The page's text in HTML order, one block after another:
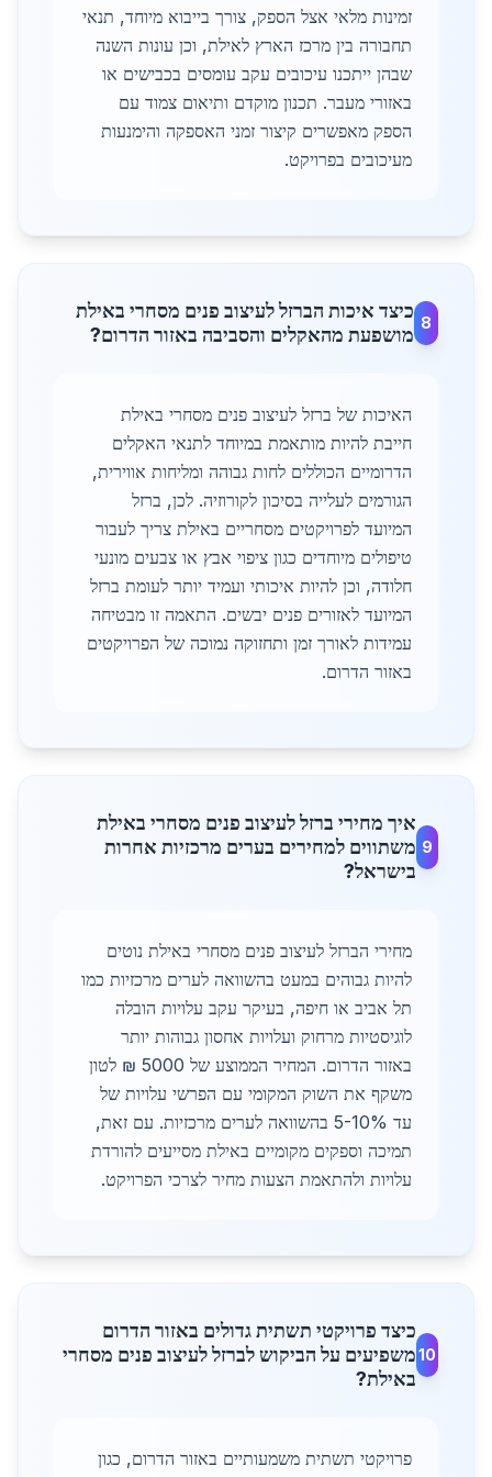
זמינות מלאי אצל הספק, צורך בייבוא מיוחד, תנאי
תחבורה בין מרכז הארץ לאילת, וכן עונות השנה
שבהן ייתכנו עיכובים עקב עומסים בכבישים או
באזורי מעבר. תכנון מוקדם ותיאום צמוד עם
הספק מאפשרים קיצור זמני האספקה והימנעות
מעיכובים בפרויקט.
8
כיצד איכות הברזל לעיצוב פנים מסחרי באילת
מושפעת מהאקלים והסביבה באזור הדרום?
האיכות של ברזל לעיצוב פנים מסחרי באילת
חייבת להיות מותאמת במיוחד לתנאי האקלים
הדרומיים הכוללים לחות גבוהה ומליחות אווירית,
הגורמים לעלייה בסיכון לקורוזיה. לכן, ברזל
המיועד לפרויקטים מסחריים באילת צריך לעבור
טיפולים מיוחדים כגון ציפוי אבץ או צבעים מונעי
חלודה, וכן להיות איכותי ועמיד יותר לעומת ברזל
המיועד לאזורים פנים יבשים. התאמה זו מבטיחה
עמידות לאורך זמן ותחזוקה נמוכה של הפרויקטים
באזור הדרום.
9
איך מחירי ברזל לעיצוב פנים מסחרי באילת
משתווים למחירים בערים מרכזיות אחרות
בישראל?
מחירי הברזל לעיצוב פנים מסחרי באילת נוטים
להיות גבוהים במעט בהשוואה לערים מרכזיות כמו
תל אביב או חיפה, בעיקר עקב עלויות הובלה
לוגיסטיות מרחוק ועלויות אחסון גבוהות יותר
באזור הדרום. המחיר הממוצע של 5000 ₪ לטון
משקף את השוק המקומי עם הפרשי עלויות של
עד 5-10% בהשוואה לערים מרכזיות. עם זאת,
תמיכה וספקים מקומיים באילת מסייעים להורדת
עלויות ולהתאמת הצעות מחיר לצרכי הפרויקט.
10
כיצד פרויקטי תשתית גדולים באזור הדרום
משפיעים על הביקוש לברזל לעיצוב פנים מסחרי
באילת?
פרויקטי תשתית משמעותיים באזור הדרום, כגון